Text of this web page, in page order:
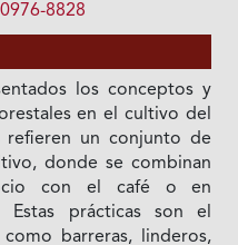
8828
los conceptos y
en el cultivo del
refieren un conjunto de
donde se combinan
con el café o en
Estas prácticas son el
barreras, linderos,